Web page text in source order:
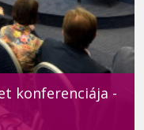
konferenciája -